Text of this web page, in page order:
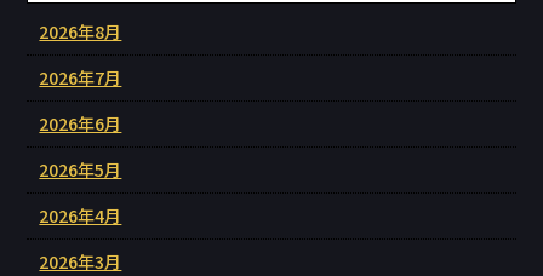
2026年8月
2026年7月
2026年6月
2026年5月
2026年4月
2026年3月